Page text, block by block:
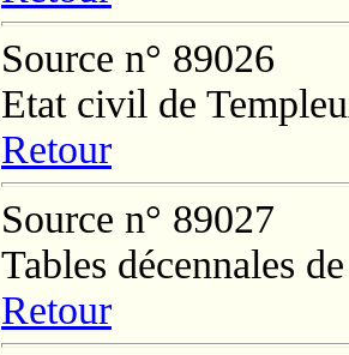
Source n° 89026
Etat civil de
Retour
Source n° 89027
Tables décennales
Retour